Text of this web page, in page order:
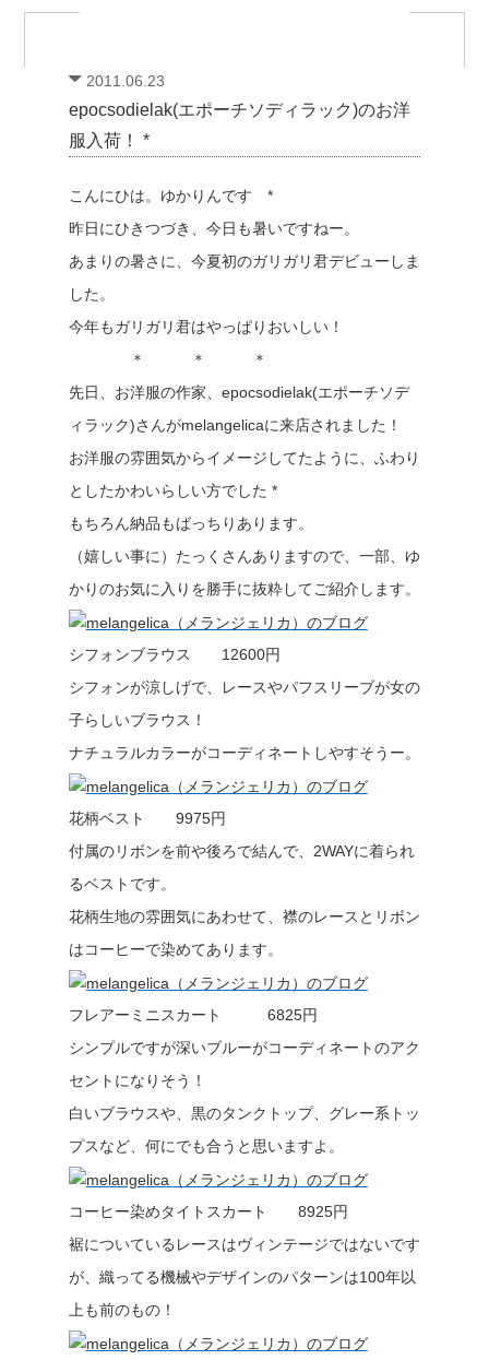
2011.06.23
epocsodielak(エポーチソディラック)のお洋
服入荷！ *
こんにひは。ゆかりんです *
昨日にひきつづき、今日も暑いですねー。
あまりの暑さに、今夏初のガリガリ君デビューしま
した。
今年もガリガリ君はやっぱりおいしい！
＊ ＊ ＊
先日、お洋服の作家、epocsodielak(エポーチソデ
ィラック)さんがmelangelicaに来店されました！
お洋服の雰囲気からイメージしてたように、ふわり
としたかわいらしい方でした *
もちろん納品もばっちりあります。
（嬉しい事に）たっくさんありますので、一部、ゆ
かりのお気に入りを勝手に抜粋してご紹介します。
シフォンブラウス 12600円
シフォンが涼しげで、レースやパフスリーブが女の
子らしいブラウス！
ナチュラルカラーがコーディネートしやすそうー。
花柄ベスト 9975円
付属のリボンを前や後ろで結んで、2WAYに着られ
るベストです。
花柄生地の雰囲気にあわせて、襟のレースとリボン
はコーヒーで染めてあります。
フレアーミニスカート 6825円
シンプルですが深いブルーがコーディネートのアク
セントになりそう！
白いブラウスや、黒のタンクトップ、グレー系トッ
プスなど、何にでも合うと思いますよ。
コーヒー染めタイトスカート 8925円
裾についているレースはヴィンテージではないです
が、織ってる機械やデザインのパターンは100年以
上も前のもの！